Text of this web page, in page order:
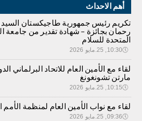
أهم الاحداث
تكريم رئيس جمهورية طاجيكستان
رحمان بجائزة – شهادة تقدير من جامعة
المتحدة للسلام
🕔10:30, 25.مايو 2026
لقاء مع الأمين العام للاتحاد البرلماني
مارتن تشونغونغ
🕔10:15, 25.مايو 2026
لقاء مع نواب الأمين العام لمنظمة الأمم
🕔09:36, 25.مايو 2026